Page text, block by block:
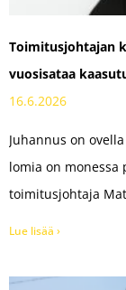
Toimitusjohtajan
vuosisataa
16.6.2026
Juhannus on
lomia on monessa
toimitusjohtaja
Lue lisää ›